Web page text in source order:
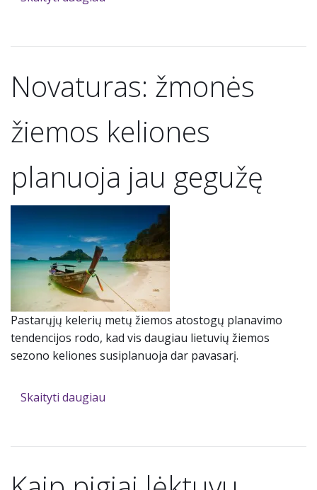
Novaturas: žmonės
žiemos keliones
planuoja jau gegužę
Pastarųjų kelerių metų žiemos atostogų planavimo
tendencijos rodo, kad vis daugiau lietuvių žiemos
sezono keliones susiplanuoja dar pavasarį.
Skaityti daugiau